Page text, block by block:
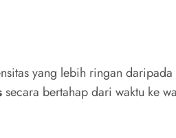
yang lebih ringan
secara bertahap dari waktu ke